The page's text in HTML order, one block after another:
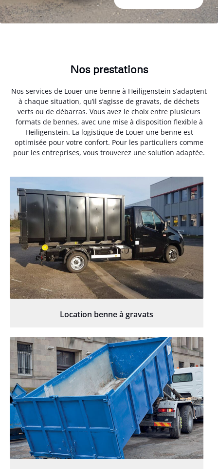
Nos prestations
Nos services de Louer une benne à Heiligenstein s’adaptent
à chaque situation, qu’il s’agisse de gravats, de déchets
verts ou de débarras. Vous avez le choix entre plusieurs
formats de bennes, avec une mise à disposition flexible à
Heiligenstein. La logistique de Louer une benne est
optimisée pour votre confort. Pour les particuliers comme
pour les entreprises, vous trouverez une solution adaptée.
Location benne à gravats